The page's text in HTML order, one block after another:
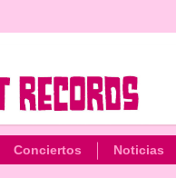
Conciertos Noticias